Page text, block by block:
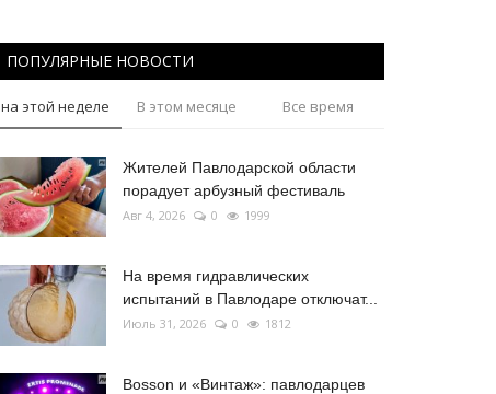
ПОПУЛЯРНЫЕ НОВОСТИ
на этой неделе В этом месяце Все время
Жителей Павлодарской области
порадует арбузный фестиваль
Авг 4, 2026 0 1999
На время гидравлических
испытаний в Павлодаре отключат...
Июль 31, 2026 0 1812
Bosson и «Винтаж»: павлодарцев